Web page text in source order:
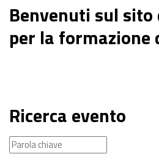
Benvenuti sul
per la formazione
Ricerca evento